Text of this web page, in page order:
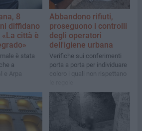
8
diffidano
città è
è stata
a
e Arpa
Abbandono rifiuti,
proseguono i controlli
degli operatori
dell'igiene urbana
Verifiche sui conferimenti
porta a porta per individuare
coloro i quali non rispettano